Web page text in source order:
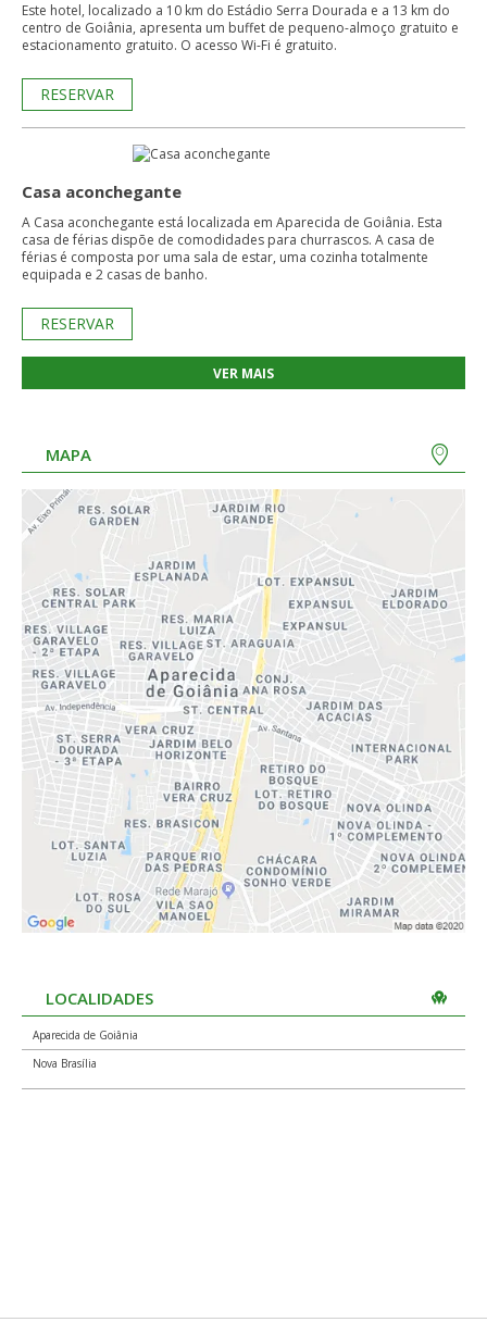
Este hotel, localizado a 10 km do Estádio Serra Dourada e a 13 km do
centro de Goiânia, apresenta um buffet de pequeno-almoço gratuito e
estacionamento gratuito. O acesso Wi-Fi é gratuito.
RESERVAR
Casa aconchegante
A Casa aconchegante está localizada em Aparecida de Goiânia. Esta
casa de férias dispõe de comodidades para churrascos. A casa de
férias é composta por uma sala de estar, uma cozinha totalmente
equipada e 2 casas de banho.
RESERVAR
VER MAIS
MAPA
LOCALIDADES
Aparecida de Goiânia
Nova Brasília